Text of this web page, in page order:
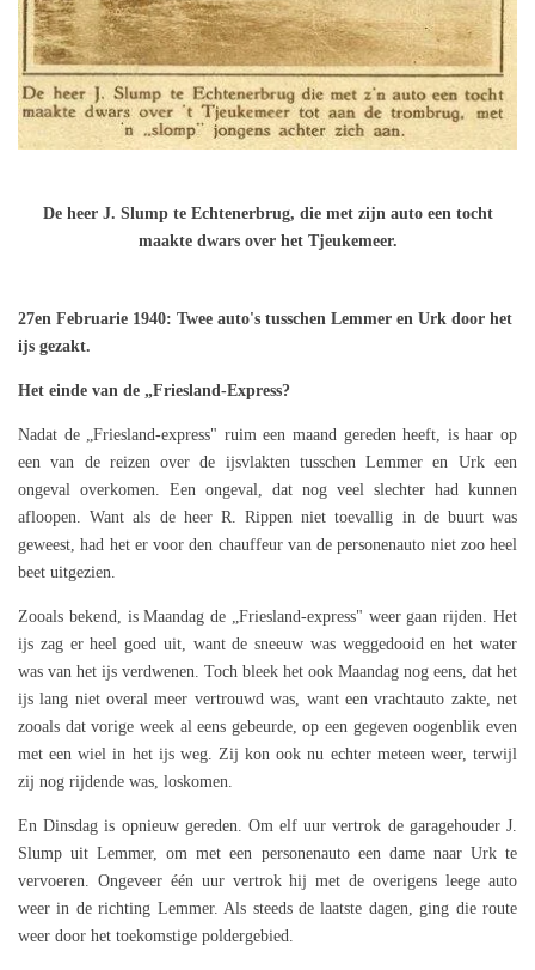
De heer J. Slump te Echtenerbrug, die met zijn auto een tocht
maakte dwars over het Tjeukemeer.
27en Februarie 1940: Twee auto's tusschen Lemmer en Urk door het
ijs gezakt.
Het einde van de „Friesland-Express?
Nadat de „Friesland-express" ruim een maand gereden heeft, is haar op
een van de reizen over de ijsvlakten tusschen Lemmer en Urk een
ongeval overkomen. Een ongeval, dat nog veel slechter had kunnen
afloopen. Want als de heer R. Rippen niet toevallig in de buurt was
geweest, had het er voor den chauffeur van de personenauto niet zoo heel
beet uitgezien.
Zooals bekend, is Maandag de „Friesland-express" weer gaan rijden. Het
ijs zag er heel goed uit, want de sneeuw was weggedooid en het water
was van het ijs verdwenen. Toch bleek het ook Maandag nog eens, dat het
ijs lang niet overal meer vertrouwd was, want een vrachtauto zakte, net
zooals dat vorige week al eens gebeurde, op een gegeven oogenblik even
met een wiel in het ijs weg. Zij kon ook nu echter meteen weer, terwijl
zij nog rijdende was, loskomen.
En Dinsdag is opnieuw gereden. Om elf uur vertrok de garagehouder J.
Slump uit Lemmer, om met een personenauto een dame naar Urk te
vervoeren. Ongeveer één uur vertrok hij met de overigens leege auto
weer in de richting Lemmer. Als steeds de laatste dagen, ging die route
weer door het toekomstige poldergebied.